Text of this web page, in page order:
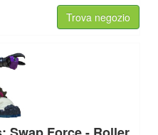
Trova negozio